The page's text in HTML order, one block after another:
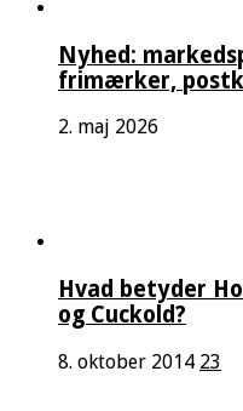
Nyhed:
frimærker,
2. maj 2026
Hvad betyder
og Cuckold?
8. oktober 2014 23